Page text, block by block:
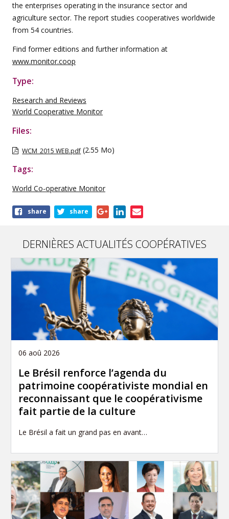
the enterprises operating in the insurance sector and
agriculture sector. The report studies cooperatives worldwide
from 54 countries.
Find former editions and further information at
www.monitor.coop
Type:
Research and Reviews
World Cooperative Monitor
Files:
WCM_2015 WEB.pdf (2.55 Mo)
Tags:
World Co-operative Monitor
Shareshare share
DERNIÈRES ACTUALITÉS COOPÉRATIVES
06 aoû 2026
Le Brésil renforce l’agenda du
patrimoine coopérativiste mondial en
reconnaissant que le coopérativisme
fait partie de la culture
Le Brésil a fait un grand pas en avant…